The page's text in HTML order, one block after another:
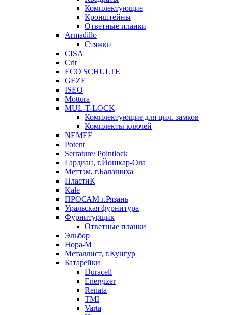
Комплектующие
Кронштейны
Ответные планки
Armadillo
Стяжки
CISA
Crit
ECO SCHULTE
GEZE
ISEO
Mottura
MUL-T-LOCK
Комплектующие для цил. замков
Комплекты ключей
NEMEF
Potent
Serrature/ Pointlock
Гардиан, г.Йошкар-Ола
Меттэм, г.Балашиха
ПластиК
Kale
ПРОСАМ г.Рязань
Уральская фурнитура
Фурнитурщик
Ответные планки
Эльбор
Нора-М
Металлист, г.Кунгур
Батарейки
Duracell
Energizer
Renata
TMI
Varta